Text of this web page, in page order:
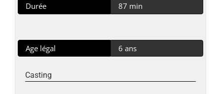
Durée 87 min
Age légal 6 ans
Casting